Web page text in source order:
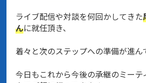
ライブ配信や対談を何回かしてきた
んに就任頂き、
着々と次のステップへの準備が進ん
今日もこれから今後の承継のミーテ